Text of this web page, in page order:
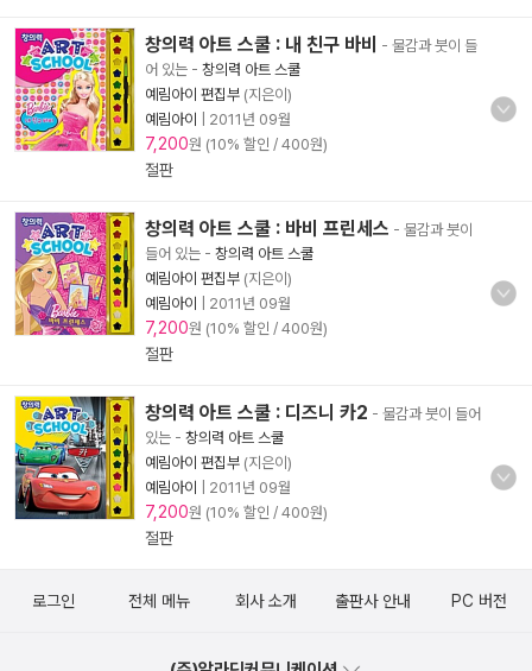
창의력 아트 스쿨 : 내 친구 바비
- 물감과 붓이 들
어 있는 - 창의력 아트 스쿨
예림아이 편집부 (지은이)
예림아이
2011년 09월
7,200원 (10% 할인 / 400원)
절판
창의력 아트 스쿨 : 바비 프린세스 - 물감과 붓이
들어 있는 - 창의력 아트 스쿨
예림아이 편집부 (지은이)
예림아이
2011년 09월
7,200원 (10% 할인 / 400원)
절판
창의력 아트 스쿨 : 디즈니 카2 - 물감과 붓이 들어
있는 - 창의력 아트 스쿨
예림아이 편집부 (지은이)
예림아이
2011년 09월
7,200원 (10% 할인 / 400원)
절판
로그인 전체 메뉴 회사 소개 출판사 안내 PC 버전